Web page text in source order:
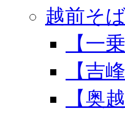
越前そ
【一
【吉
【奥